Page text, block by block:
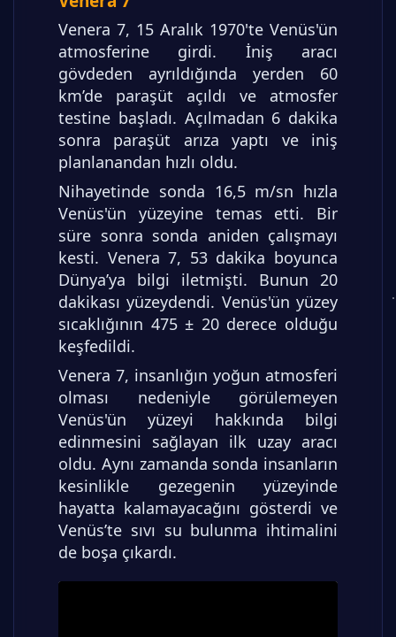
Venera 7, 15 Aralık 1970'te Venüs'ün
atmosferine girdi. İniş aracı
gövdeden ayrıldığında yerden 60
km’de paraşüt açıldı ve atmosfer
testine başladı. Açılmadan 6 dakika
sonra paraşüt arıza yaptı ve iniş
planlanandan hızlı oldu.
Nihayetinde sonda 16,5 m/sn hızla
Venüs'ün yüzeyine temas etti. Bir
süre sonra sonda aniden çalışmayı
kesti. Venera 7, 53 dakika boyunca
Dünya’ya bilgi iletmişti. Bunun 20
dakikası yüzeydendi. Venüs'ün yüzey
sıcaklığının 475 ± 20 derece olduğu
keşfedildi.
Venera 7, insanlığın yoğun atmosferi
olması nedeniyle görülemeyen
Venüs'ün yüzeyi hakkında bilgi
edinmesini sağlayan ilk uzay aracı
oldu. Aynı zamanda sonda insanların
kesinlikle gezegenin yüzeyinde
hayatta kalamayacağını gösterdi ve
Venüs’te sıvı su bulunma ihtimalini
de boşa çıkardı.